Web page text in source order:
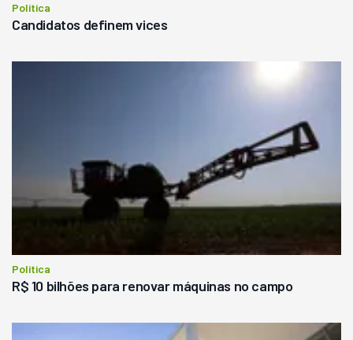
Política
Candidatos definem vices
Política
R$ 10 bilhões para renovar máquinas no campo